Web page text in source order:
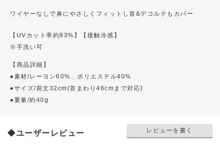
ワイヤーなしで鼻にやさしくフィットし首&デコルテもカバー
【UVカット率約93%】【接触冷感】
※手洗い可
【商品詳細】
●素材/レーヨン60%、ポリエステル40%
●サイズ/前丈32cm(首まわり46cmまで対応)
●重量/約40g
◆ユーザーレビュー レビューを書く